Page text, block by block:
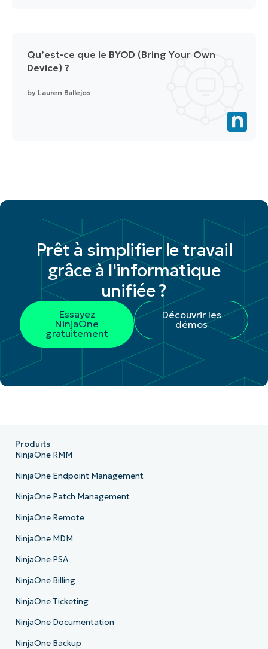
Qu’est-ce que le BYOD (Bring Your Own
Device) ?
by Lauren Ballejos
Prêt à simplifier le travail
grâce à l'informatique
unifiée ?
Essayez
NinjaOne
gratuitement
Découvrir les
démos
Produits
NinjaOne RMM
NinjaOne Endpoint Management
NinjaOne Patch Management
NinjaOne Remote
NinjaOne MDM
NinjaOne PSA
NinjaOne Billing
NinjaOne Ticketing
NinjaOne Documentation
NinjaOne Backup